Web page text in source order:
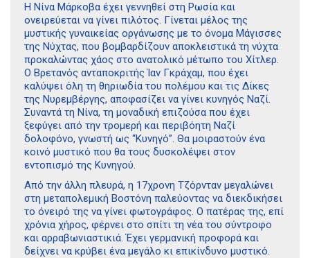
Η Νίνα Μάρκοβα έχει γεννηθεί στη Ρωσία και
ονειρεύεται να γίνει πιλότος. Γίνεται μέλος της
μυστικής γυναικείας οργάνωσης με το όνομα Μάγισσες
της Νύχτας, που βομβαρδίζουν αποκλειστικά τη νύχτα
προκαλώντας χάος στο ανατολικό μέτωπο του Χίτλερ.
Ο Βρετανός ανταποκριτής Ίαν Γκράχαμ, που έχει
καλύψει όλη τη θηριωδία του πολέμου και τις Δίκες
της Νυρεμβέργης, αποφασίζει να γίνει κυνηγός Ναζί.
Συναντά τη Νίνα, τη μοναδική επιζούσα που έχει
ξεφύγει από την τρομερή και περιβόητη Ναζί
δολοφόνο, γνωστή ως “Κυνηγό”. Θα μοιραστούν ένα
κοινό μυστικό που θα τους δυσκολέψει στον
εντοπισμό της Κυνηγού.
Από την άλλη πλευρά, η 17χρονη Τζόρνταν μεγαλώνει
στη μεταπολεμική Βοστόνη παλεύοντας να διεκδικήσει
το όνειρό της να γίνει φωτογράφος. Ο πατέρας της, επί
χρόνια χήρος, φέρνει στο σπίτι τη νέα του σύντροφο
και αρραβωνιαστικιά. Έχει γερμανική προφορά και
δείχνει να κρύβει ένα μεγάλο κι επικίνδυνο μυστικό.